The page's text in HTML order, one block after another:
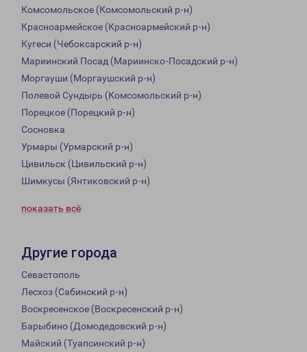
Комсомольское (Комсомольский р-н)
Красноармейское (Красноармейский р-н)
Кугеси (Чебоксарский р-н)
Мариинский Посад (Мариинско-Посадский р-н)
Моргауши (Моргаушский р-н)
Полевой Сундырь (Комсомольский р-н)
Порецкое (Порецкий р-н)
Сосновка
Урмары (Урмарский р-н)
Цивильск (Цивильский р-н)
Шимкусы (Янтиковский р-н)
показать всё
Другие города
Севастополь
Лесхоз (Сабинский р-н)
Воскресенское (Воскресенский р-н)
Барыбино (Домодедовский р-н)
Майский (Туапсинский р-н)